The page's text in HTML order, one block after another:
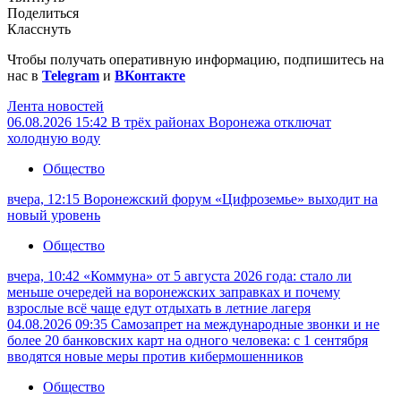
Поделиться
Класснуть
Чтобы получать оперативную информацию, подпишитесь на
нас в Telegram и ВКонтакте
Лента новостей
06.08.2026 15:42 В трёх районах Воронежа отключат
холодную воду
Общество
вчера, 12:15 Воронежский форум «Цифроземье» выходит на
новый уровень
Общество
вчера, 10:42 «Коммуна» от 5 августа 2026 года: стало ли
меньше очередей на воронежских заправках и почему
взрослые всё чаще едут отдыхать в летние лагеря
04.08.2026 09:35 Самозапрет на международные звонки и не
более 20 банковских карт на одного человека: с 1 сентября
вводятся новые меры против кибермошенников
Общество